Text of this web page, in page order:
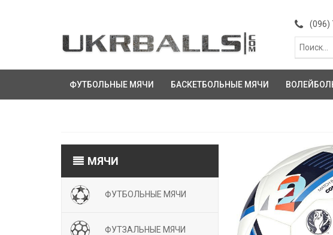
(096)
ФУТБОЛЬНЫЕ МЯЧИ БАСКЕТБОЛЬНЫЕ МЯЧИ
МЯЧИ
ФУТБОЛЬНЫЕ МЯЧИ
ФУТЗАЛЬНЫЕ МЯЧИ